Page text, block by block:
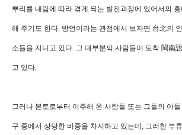
뿌리를 내림에 따라 겪게 되는 발전과정에 있어서의
해 주기도 한다. 방언이라는 관점에서 보자면 台北의
소들을 지니고 있다. 그 대부분의 사람들이 토착 閩南
고 있다.
그러나 본토로부터 이주해 온 사람들 또는 그들의 아
구 중에서 상당한 비중을 차지하고 있는데, 그러한 부